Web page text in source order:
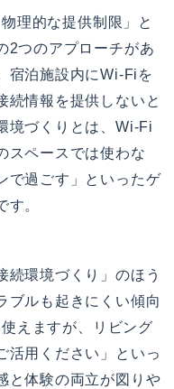
理的な提供制限」と
2つのアプローチがあ
宿泊施設内にWi-Fiを
続情報を提供しないと
境づくりとは、Wi-Fi
スペースでは使わな
で過ごす」といったゲ
す。
続環境づくり」のほう
ブルも起きにくい傾向
えますが、リビング
活用ください」といっ
と体験の両立が図りや